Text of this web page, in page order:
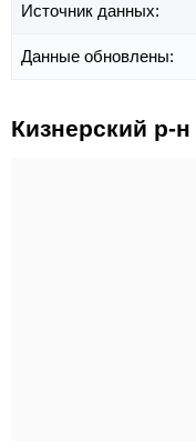
Источник данных:
Данные обновлены:
Кизнерский р-н